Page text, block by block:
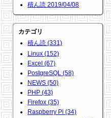
積ん読 2019/04/08
カテゴリ
積ん読 (331)
Linux (152)
Excel (67)
PostgreSQL (58)
NEWS (50)
PHP (43)
Firefox (35)
Raspberry Pi (34)